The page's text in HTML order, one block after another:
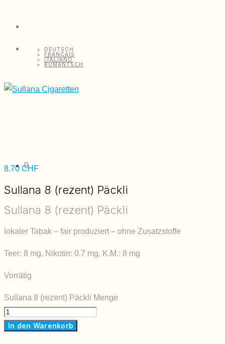
DEUTSCH
FRANÇAIS
ITALIANO
RUMANTSCH
0
8.70 CHF
Sullana 8 (rezent) Päckli
Sullana 8 (rezent) Päckli
lokaler Tabak – fair produziert – ohne Zusatzstoffe
Teer: 8 mg, Nikotin: 0.7 mg, K.M.: 8 mg
Vorrätig
Sullana 8 (rezent) Päckli Menge
In den Warenkorb